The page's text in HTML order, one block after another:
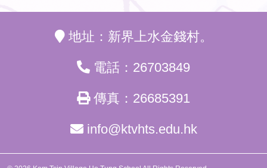
地址：新界上水金錢村。
電話：26703849
傳真：26685391
info@ktvhts.edu.hk